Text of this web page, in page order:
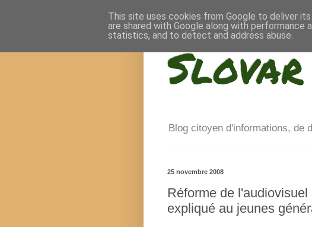
Blog citoyen d'informations, de
25 novembre 2008
Réforme de
expliqué au jeunes
This site uses cookies from Google to deliver
are shared with Google along with
statistics, and to detect and address abuse.